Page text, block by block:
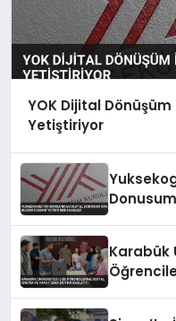
YOK Dijital
Yetiştiriyor
Karabük